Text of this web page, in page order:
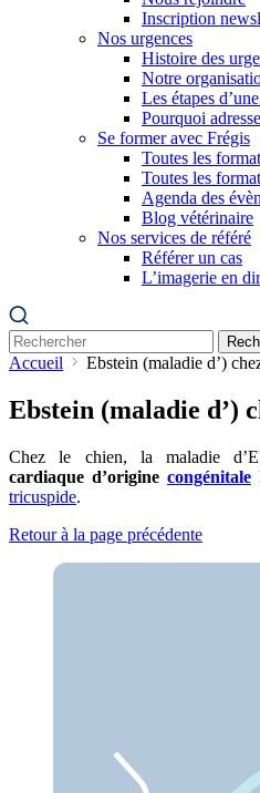
Inscription
Nos urgences
Histoire des
Notre
Les étapes
Pourquoi
Se former avec Frégis
Toutes les
Toutes les
Agenda des
Blog vétérinaire
Nos services de référé
Référer un cas
L’imagerie en
Accueil Ebstein (maladie d’)
Ebstein (maladie d’)
Chez le chien, la maladie
cardiaque d’origine congénitale
tricuspide.
Retour à la page précédente